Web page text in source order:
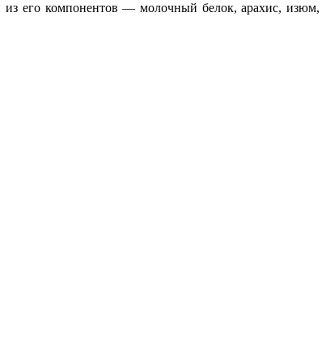
из его компонентов — молочный белок, арахис, изюм,